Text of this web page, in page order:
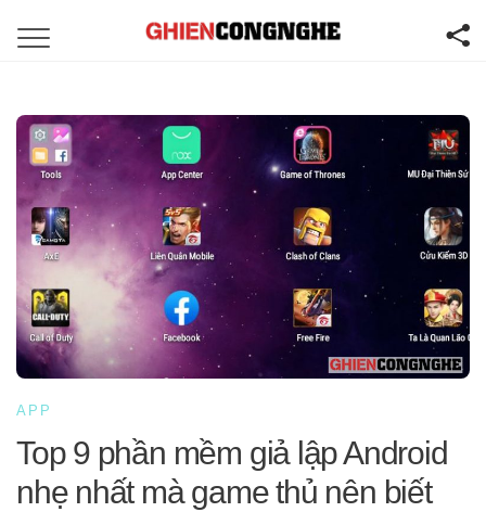
APP
Top 9 phần mềm giả lập Android
nhẹ nhất mà game thủ nên biết